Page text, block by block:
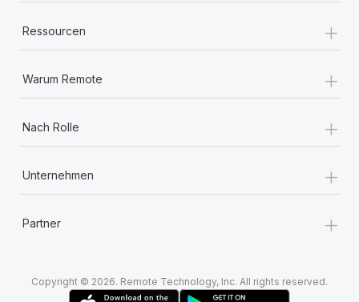
Ressourcen +
Warum Remote +
Nach Rolle +
Unternehmen +
Partner +
Copyright © 2026. Remote Technology, Inc. All rights reserved.